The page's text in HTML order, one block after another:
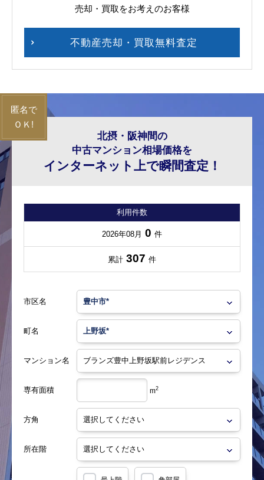
売却・買取をお考えのお客様
不動産売却・買取無料査定
北摂・阪神間の
中古マンション相場価格を
インターネット上で瞬間査定！
利用件数
2026年08月 0 件
累計 307 件
市区名
町名
マンション名
専有面積 m2
方角
所在階